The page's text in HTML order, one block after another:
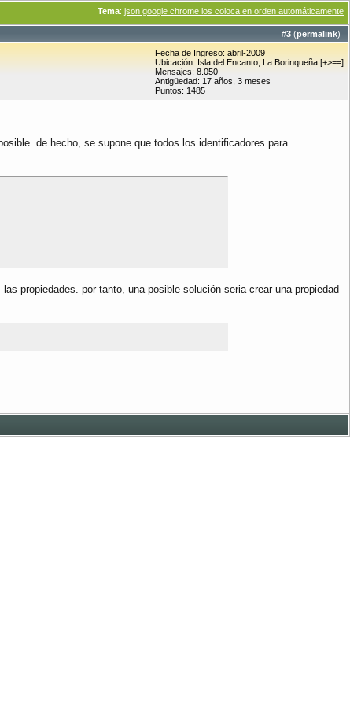
Tema: json google chrome los coloca en orden automáticamente
#3 (permalink)
Fecha de Ingreso: abril-2009
Ubicación: Isla del Encanto, La Borinqueña [+>==]
Mensajes: 8.050
Antigüedad: 17 años, 3 meses
Puntos: 1485
de hecho, se supone que todos los identificadores para
propiedades. por tanto, una posible solución seria crear una propiedad